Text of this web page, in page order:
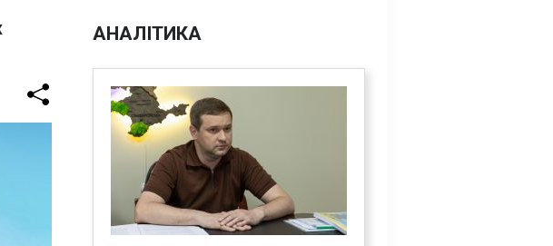
АНАЛІТИКА